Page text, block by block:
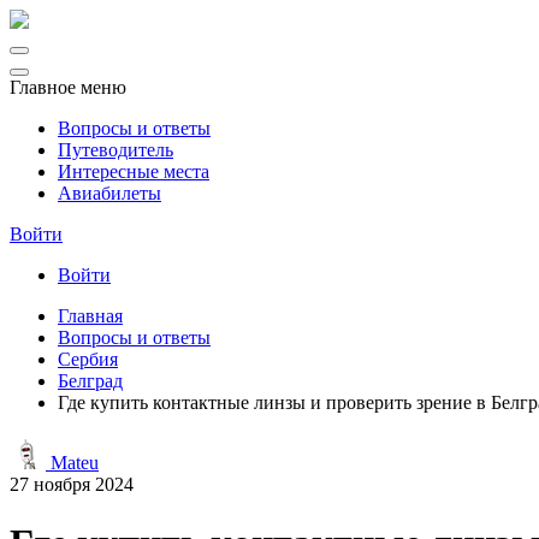
Главное меню
Вопросы и ответы
Путеводитель
Интересные места
Авиабилеты
Войти
Войти
Главная
Вопросы и ответы
Сербия
Белград
Где купить контактные линзы и проверить зрение в
Mateu
27 ноября 2024